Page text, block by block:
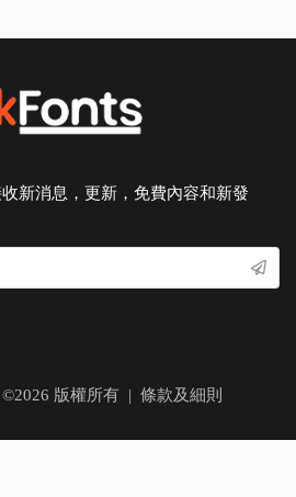
新消息，更新，免費內容和新發
©2026 版權所有 | 條款及細則